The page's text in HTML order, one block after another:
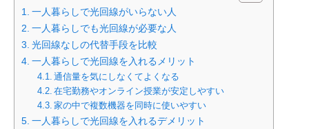
一人暮らしで光回線がいらない人
一人暮らしでも光回線が必要な人
光回線なしの代替手段を比較
一人暮らしで光回線を入れるメリット
通信量を気にしなくてよくなる
在宅勤務やオンライン授業が安定しやすい
家の中で複数機器を同時に使いやすい
一人暮らしで光回線を入れるデメリット